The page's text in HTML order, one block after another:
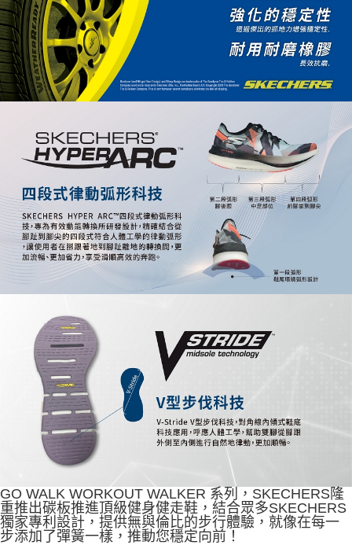
GO WALK WORKOUT WALKER 系列，SKECHERS隆
重推出碳板推進頂級健身健走鞋，結合眾多SKECHERS
獨家專利設計，提供無與倫比的步行體驗，就像在每一
步添加了彈簧一樣，推動您穩定向前！